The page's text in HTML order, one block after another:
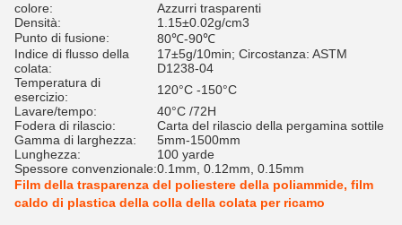
colore:
Azzurri trasparenti
Densità:
1.15±0.02g/cm3
Punto di fusione:
80℃-90℃
Indice di flusso della
colata:
17±5g/10min; Circostanza: ASTM
D1238-04
Temperatura di
esercizio:
120°C -150°C
Lavare/tempo:
40°C /72H
Fodera di rilascio:
Carta del rilascio della pergamina sottile
Gamma di larghezza:
5mm-1500mm
Lunghezza:
100 yarde
Spessore convenzionale:0.1mm, 0.12mm, 0.15mm
Film della trasparenza del poliestere della poliammide, film
caldo di plastica della colla della colata per ricamo